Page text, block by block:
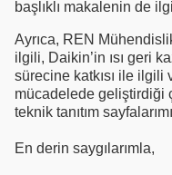
başlıklı makalenin de
Ayrıca, REN
ilgili, Daikin’in ısı geri
sürecine katkısı ile ilgili
mücadelede geliştirdiği
teknik tanıtım
En derin saygılarımla,